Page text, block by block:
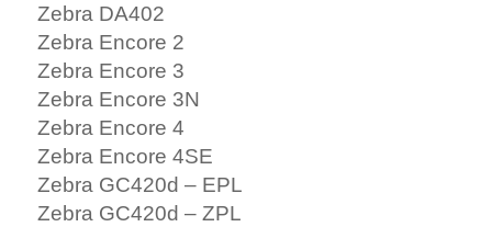
Zebra DA402
Zebra Encore 2
Zebra Encore 3
Zebra Encore 3N
Zebra Encore 4
Zebra Encore 4SE
Zebra GC420d – EPL
Zebra GC420d – ZPL